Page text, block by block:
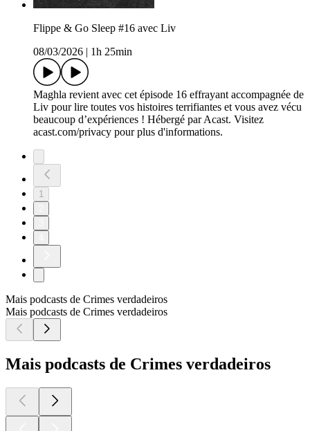
Flippe & Go Sleep #16 avec Liv
08/03/2026
1h 25min
Maghla revient avec cet épisode 16 effrayant accompagnée de
Liv pour lire toutes vos histoires terrifiantes et vous avez vécu
beaucoup d’expériences ! Hébergé par Acast. Visitez
acast.com/privacy pour plus d'informations.
1
Mais podcasts de Crimes verdadeiros
Mais podcasts de Crimes verdadeiros
Mais podcasts de Crimes verdadeiros